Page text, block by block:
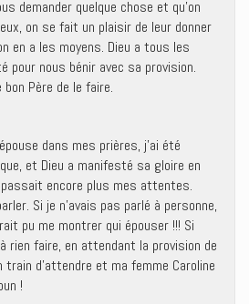
demander quelque chose et qu’on
on se fait un plaisir de leur donner
en a les moyens. Dieu a tous les
pour nous bénir avec sa provision.
Père de le faire.
dans mes prières, j’ai été
et Dieu a manifesté sa gloire en
encore plus mes attentes.
Si je n’avais pas parlé à personne,
pu me montrer qui épouser !!! Si
rien faire, en attendant la provision de
train d’attendre et ma femme Caroline
!